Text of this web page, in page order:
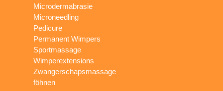
Microdermabrasie
Microneedling
Pedicure
Permanent Wimpers
Sportmassage
Wimperextensions
Zwangerschapsmassage
föhnen